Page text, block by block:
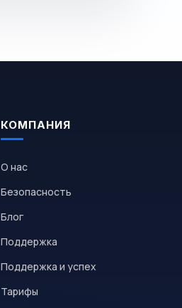
КОМПАНИЯ
О нас
Безопасность
Блог
Поддержка
Поддержка и успех
Тарифы